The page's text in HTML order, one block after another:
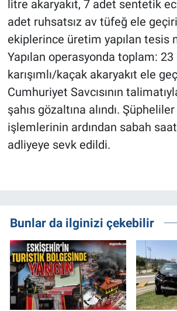
litre akaryakıt, 7 adet sentetik
adet ruhsatsız av tüfeğ ele
ekiplerince üretim yapılan tesis
Yapılan operasyonda toplam:
karışımlı/kaçak akaryakıt ele
Cumhuriyet Savcısının
şahıs gözaltına alındı.
işlemlerinin ardından sabah
adliyeye sevk edildi.
Bunlar da ilginizi çekebilir